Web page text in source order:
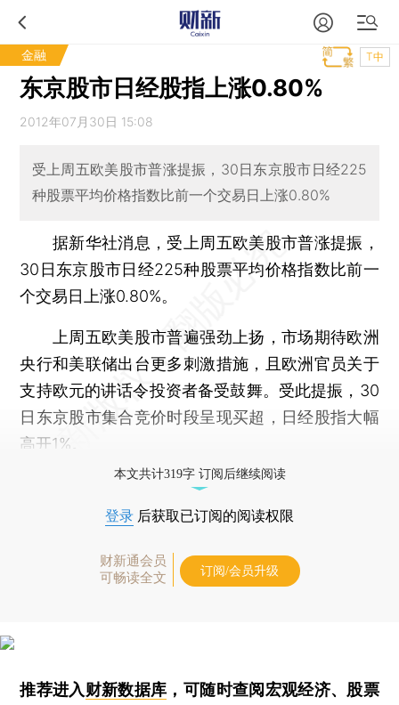
金融 T中
东京股市日经股指上涨0.80%
2012年07月30日 15:08
受上周五欧美股市普涨提振，30日东京股市日经225
种股票平均价格指数比前一个交易日上涨0.80%
据新华社消息，受上周五欧美股市普涨提振，
30日东京股市日经225种股票平均价格指数比前一
个交易日上涨0.80%。
上周五欧美股市普遍强劲上扬，市场期待欧洲
央行和美联储出台更多刺激措施，且欧洲官员关于
支持欧元的讲话令投资者备受鼓舞。受此提振，30
日东京股市集合竞价时段呈现买超，日经股指大幅
高开1%。
本文共计319字 订阅后继续阅读
登录 后获取已订阅的阅读权限
财新通会员
可畅读全文
订阅/会员升级
推荐进入财新数据库 ，可随时查阅宏观经济、股票